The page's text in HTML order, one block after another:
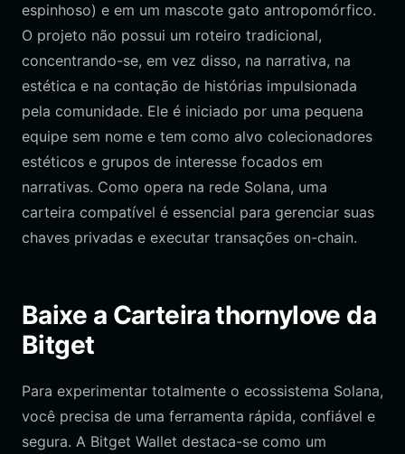
espinhoso) e em um mascote gato antropomórfico.
O projeto não possui um roteiro tradicional,
concentrando-se, em vez disso, na narrativa, na
estética e na contação de histórias impulsionada
pela comunidade. Ele é iniciado por uma pequena
equipe sem nome e tem como alvo colecionadores
estéticos e grupos de interesse focados em
narrativas. Como opera na rede Solana, uma
carteira compatível é essencial para gerenciar suas
chaves privadas e executar transações on-chain.
Baixe a Carteira thornylove da
Bitget
Para experimentar totalmente o ecossistema Solana,
você precisa de uma ferramenta rápida, confiável e
segura. A Bitget Wallet destaca-se como um